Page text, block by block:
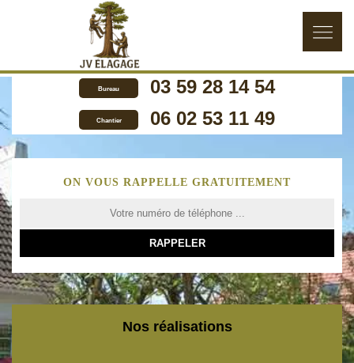
Bureau 03 59 28 14 54
Chantier 06 02 53 11 49
ON VOUS RAPPELLE GRATUITEMENT
Nos réalisations